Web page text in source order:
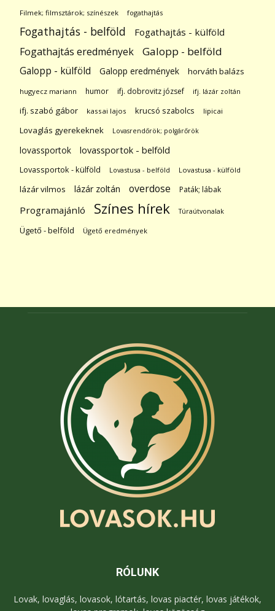
Filmek; filmsztárok; színészek fogathajtás
Fogathajtás - belföld Fogathajtás - külföld
Fogathajtás eredmények Galopp - belföld
Galopp - külföld Galopp eredmények horváth balázs
hugyecz mariann humor ifj. dobrovitz józsef ifj. lázár zoltán
ifj. szabó gábor kassai lajos krucsó szabolcs lipicai
Lovaglás gyerekeknek Lovasrendőrök; polgárőrök
lovassportok lovassportok - belföld
Lovassportok - külföld Lovastusa - belföld Lovastusa - külföld
lázár vilmos lázár zoltán overdose Paták; lábak
Programajánló Színes hírek Túraútvonalak
Ügető - belföld Ügető eredmények
RÓLUNK
Lovak, lovaglás, lovasok, lótartás, lovas piactér, lovas játékok,